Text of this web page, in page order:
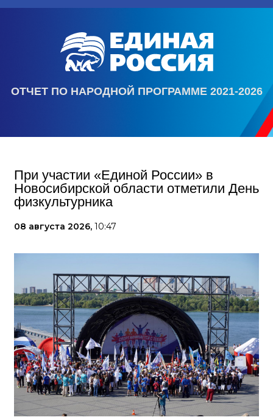
ОТЧЕТ ПО НАРОДНОЙ ПРОГРАММЕ 2021-2026
При участии «Единой России» в
Новосибирской области отметили День
физкультурника
08 августа 2026, 10:47